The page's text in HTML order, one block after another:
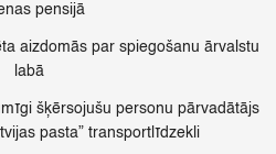
pensijā
aizdomās par spiegošanu ārvalstu
labā
šķērsojušu personu pārvadātājs
pasta” transportlīdzekli